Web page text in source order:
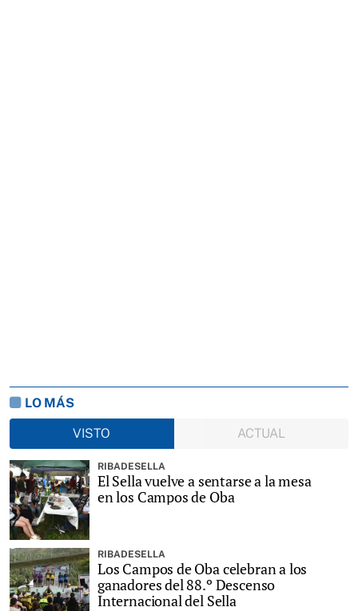
LO MÁS
VISTO
ACTUAL
RIBADESELLA
El Sella vuelve a sentarse a la mesa
en los Campos de Oba
RIBADESELLA
Los Campos de Oba celebran a los
ganadores del 88.º Descenso
Internacional del Sella